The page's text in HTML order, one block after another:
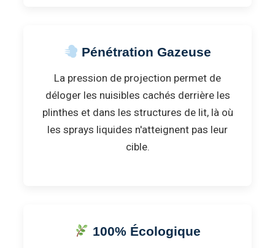
Pénétration Gazeuse
La pression de projection permet de
déloger les nuisibles cachés derrière les
plinthes et dans les structures de lit, là où
les sprays liquides n'atteignent pas leur
cible.
100% Écologique